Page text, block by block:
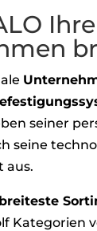
seiner
seine
aus.
breiteste
Kategorien